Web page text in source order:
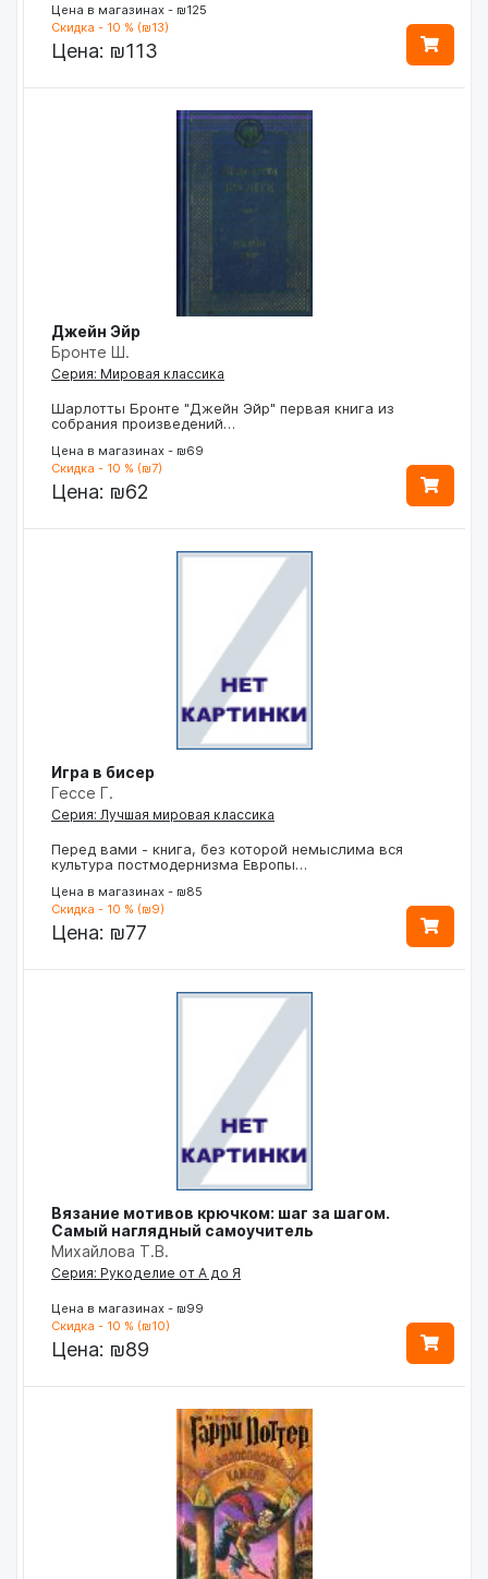
Цена в магазинах - ₪125
Скидка - 10 % (₪13)
Цена: ₪113
Джейн Эйр
Бронте Ш.
Серия: Мировая классика
Шарлотты Бронте "Джейн Эйр" первая книга из
собрания произведений…
Цена в магазинах - ₪69
Скидка - 10 % (₪7)
Цена: ₪62
Игра в бисер
Гессе Г.
Серия: Лучшая мировая классика
Перед вами - книга, без которой немыслима вся
культура постмодернизма Европы…
Цена в магазинах - ₪85
Скидка - 10 % (₪9)
Цена: ₪77
Вязание мотивов крючком: шаг за шагом.
Самый наглядный самоучитель
Михайлова Т.В.
Серия: Рукоделие от А до Я
Цена в магазинах - ₪99
Скидка - 10 % (₪10)
Цена: ₪89